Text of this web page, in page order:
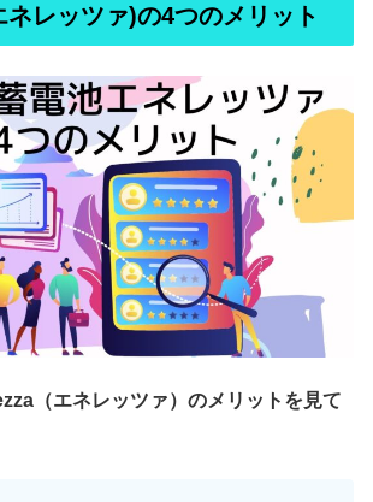
ネレッツァ)の4つのメリット
（エネレッツァ）のメリットを見て